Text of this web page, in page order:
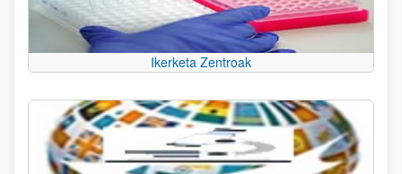
Ikerketa Zentroak